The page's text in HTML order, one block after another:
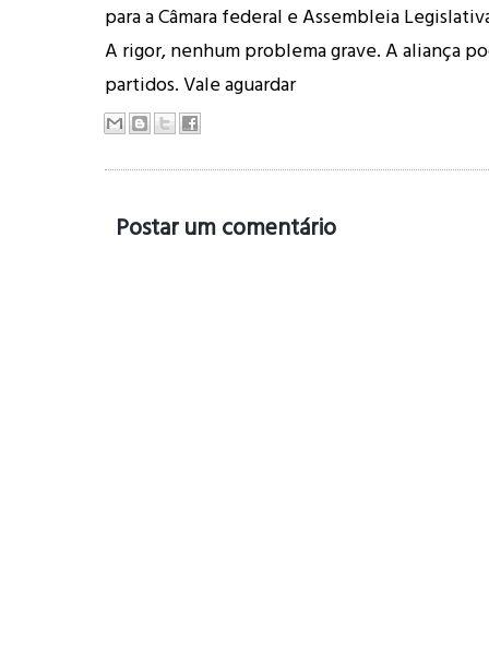
para a Câmara federal e Assembleia
A rigor, nenhum problema grave. A aliança
partidos. Vale aguardar
Postar um comentário